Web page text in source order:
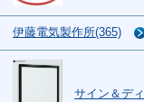
伊藤電気製作所(365)
サイン＆デ